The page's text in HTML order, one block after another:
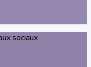
sociaux